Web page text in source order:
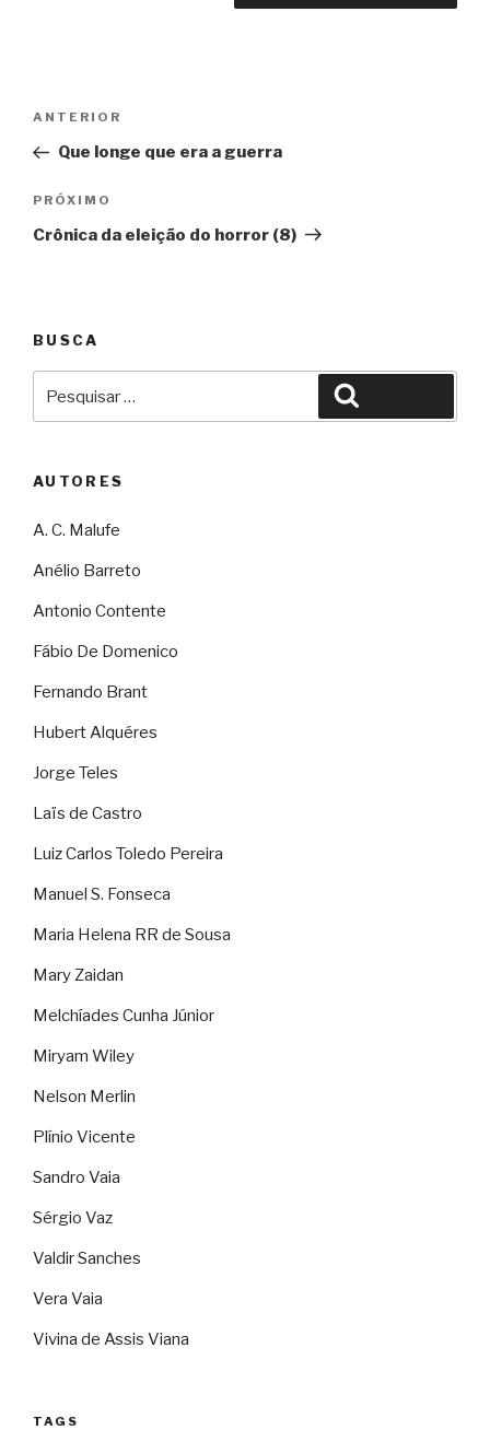
Post
Anterior
ANTERIOR
Que longe que era a guerra
Próximo
PRÓXIMO
Crônica da eleição do horror (8)
BUSCA
por:
AUTORES
A. C. Malufe
Anélio Barreto
Antonio Contente
Fábio De Domenico
Fernando Brant
Hubert Alquéres
Jorge Teles
Laïs de Castro
Luiz Carlos Toledo Pereira
Manuel S. Fonseca
Maria Helena RR de Sousa
Mary Zaidan
Melchíades Cunha Júnior
Miryam Wiley
Nelson Merlin
Plínio Vicente
Sandro Vaia
Sérgio Vaz
Valdir Sanches
Vera Vaia
Vivina de Assis Viana
TAGS